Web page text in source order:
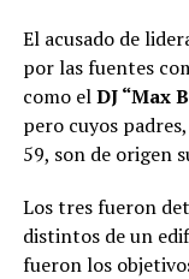
El acusado de
por las fuentes
como elDJ “Max
pero cuyos
59, son de origen
Los tres fueron
distintos de un
fueron los